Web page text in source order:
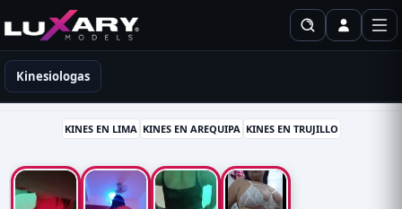
Kinesiólogas en Perú
Kinesiologas
KINES EN LIMA KINES EN AREQUIPA KINES EN TRUJILLO